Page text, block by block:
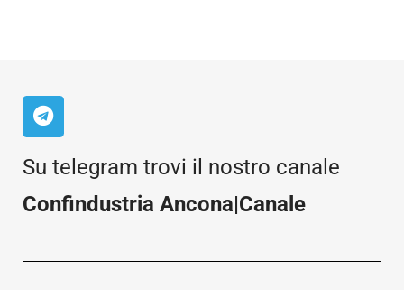
Su telegram trovi il nostro canale
Confindustria Ancona|Canale